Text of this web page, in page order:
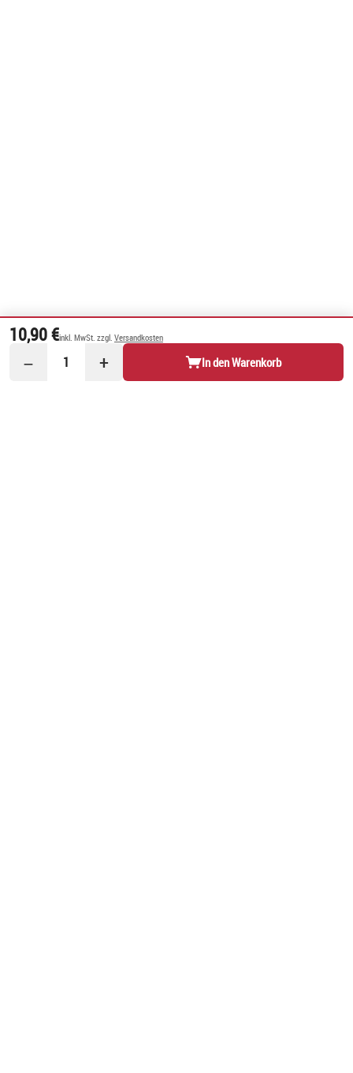
10,90 €inkl. MwSt. zzgl. Versandkosten
− 1 + In den Warenkorb